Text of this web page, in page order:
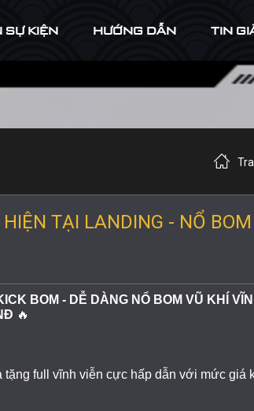
SỰ KIỆN HƯỚNG DẪN TIN
TẠI LANDING - NỔ
BOM - DỄ DÀNG NỔ BOM VŨ KHÍ
🔥
full vĩnh viễn cực hấp dẫn với mức giá